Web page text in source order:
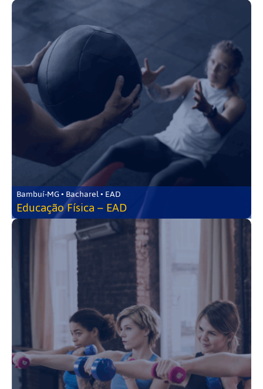
Bambuí-MG • Bacharel • EAD
Educação Física – EAD